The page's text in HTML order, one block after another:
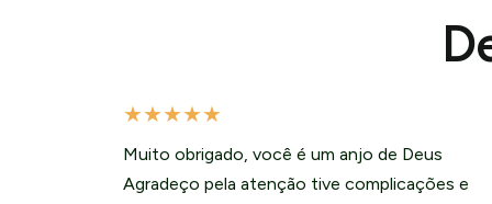
★★★★★
Muito obrigado, você é um anjo de Deus
Agradeço pela atenção tive complicações e